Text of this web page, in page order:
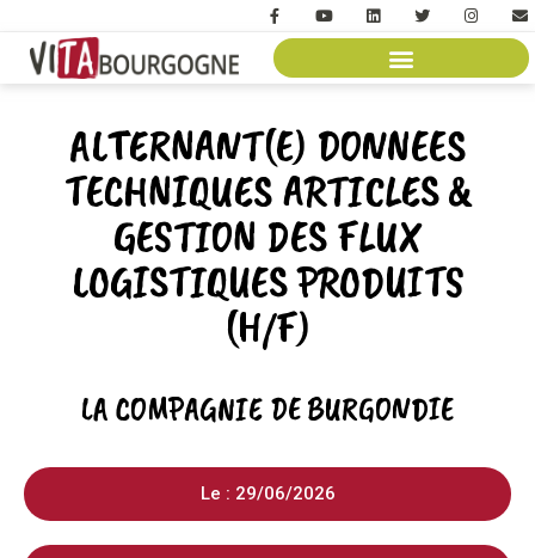
ALTERNANT(E) DONNEES
TECHNIQUES ARTICLES &
GESTION DES FLUX
LOGISTIQUES PRODUITS
(H/F)
LA COMPAGNIE DE BURGONDIE
Le : 29/06/2026